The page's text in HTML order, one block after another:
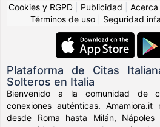
Cookies y RGPD
Publicidad
Términos de uso
Seguridad
Plataforma de Citas
Solteros en Italia
Bienvenido a la comunidad de
conexiones auténticas.
desde Roma hasta Milán, Nápoles